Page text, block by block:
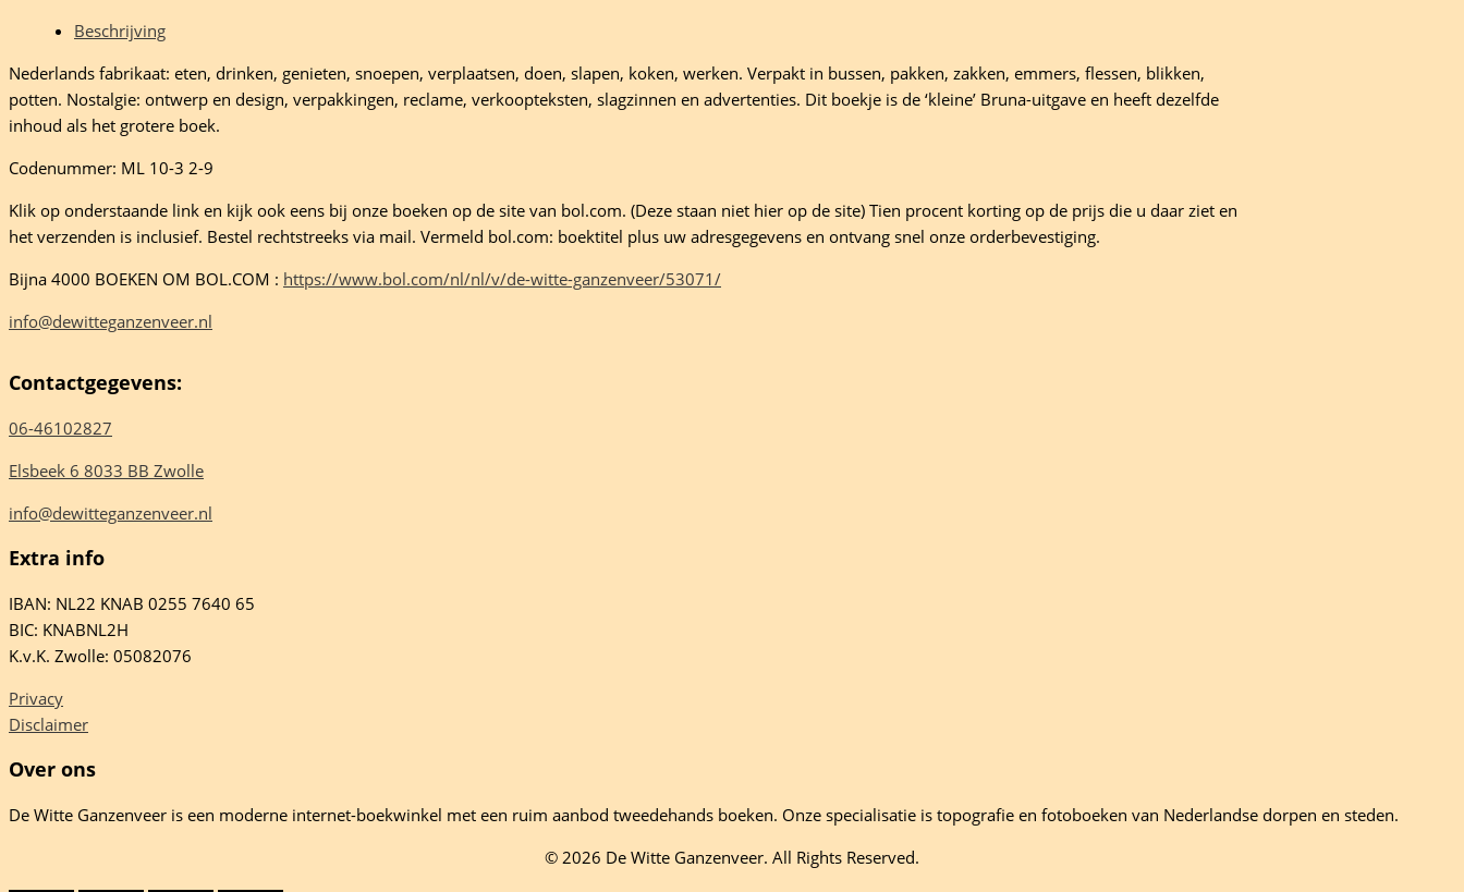
Beschrijving
Nederlands fabrikaat: eten, drinken, genieten, snoepen, verplaatsen, doen, slapen, koken, werken. Verpakt in bussen, pakken, zakken, emmers, flessen, blikken,
potten. Nostalgie: ontwerp en design, verpakkingen, reclame, verkoopteksten, slagzinnen en advertenties. Dit boekje is de ‘kleine’ Bruna-uitgave en heeft dezelfde
inhoud als het grotere boek.
Codenummer: ML 10-3 2-9
Klik op onderstaande link en kijk ook eens bij onze boeken op de site van bol.com. (Deze staan niet hier op de site) Tien procent korting op de prijs die u daar ziet en
het verzenden is inclusief. Bestel rechtstreeks via mail. Vermeld bol.com: boektitel plus uw adresgegevens en ontvang snel onze orderbevestiging.
Bijna 4000 BOEKEN OM BOL.COM : https://www.bol.com/nl/nl/v/de-witte-ganzenveer/53071/
info@dewitteganzenveer.nl
Contactgegevens:
06-46102827
Elsbeek 6 8033 BB Zwolle
info@dewitteganzenveer.nl
Extra info
IBAN: NL22 KNAB 0255 7640 65
BIC: KNABNL2H
K.v.K. Zwolle: 05082076
Privacy
Disclaimer
Over ons
De Witte Ganzenveer is een moderne internet-boekwinkel met een ruim aanbod tweedehands boeken. Onze specialisatie is topografie en fotoboeken van Nederlandse dorpen en steden.
© 2026 De Witte Ganzenveer. All Rights Reserved.